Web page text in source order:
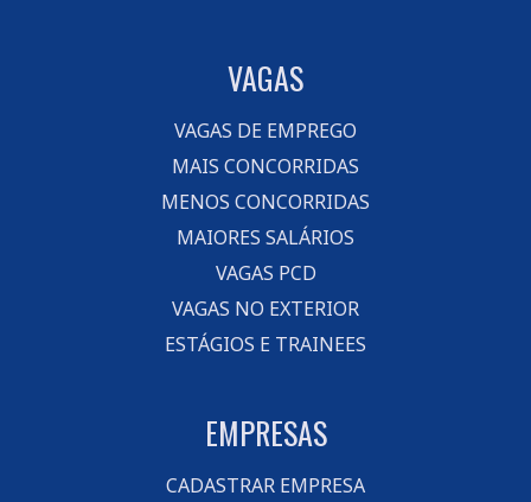
VAGAS
VAGAS DE EMPREGO
MAIS CONCORRIDAS
MENOS CONCORRIDAS
MAIORES SALÁRIOS
VAGAS PCD
VAGAS NO EXTERIOR
ESTÁGIOS E TRAINEES
EMPRESAS
CADASTRAR EMPRESA